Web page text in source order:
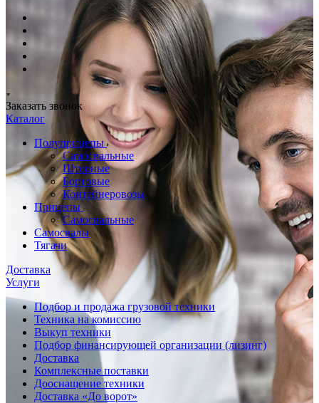
Заказать звонок
Каталог
Полуприцепы
Самосвальные
Шторные
Бортовые
Контейнеровозы
Прицепы
Самосвальные
Самосвалы
Тягачи
Доставка
Услуги
Подбор и продажа грузовой техники
Техника на комиссию
Выкуп техники
Подбор финансирующей организации (лизинг)
Доставка
Комплексные поставки
Дооснащение техники
Доставка «До ворот»